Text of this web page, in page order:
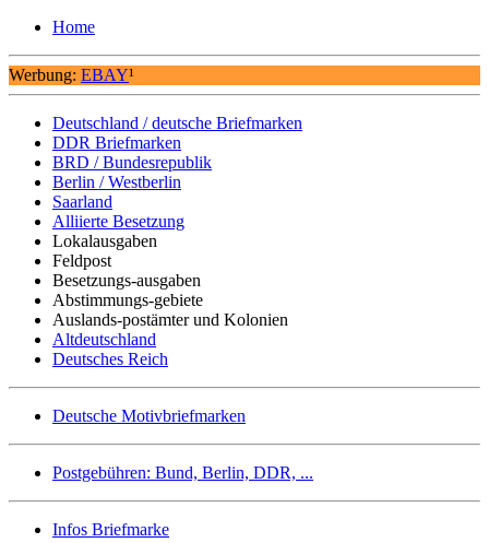
Home
Werbung: EBAY¹
Deutschland / deutsche Briefmarken
DDR Briefmarken
BRD / Bundesrepublik
Berlin / Westberlin
Saarland
Alliierte Besetzung
Lokalausgaben
Feldpost
Besetzungs-ausgaben
Abstimmungs-gebiete
Auslands-postämter und Kolonien
Altdeutschland
Deutsches Reich
Deutsche Motivbriefmarken
Postgebühren: Bund, Berlin, DDR, ...
Infos Briefmarke